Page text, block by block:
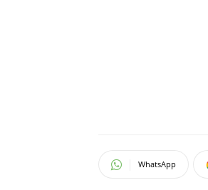
WhatsApp